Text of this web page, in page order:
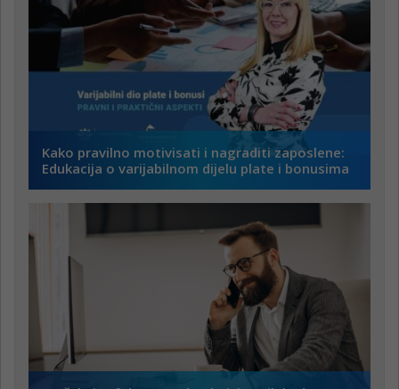
Kako pravilno motivisati i nagraditi zaposlene:
Edukacija o varijabilnom dijelu plate i bonusima